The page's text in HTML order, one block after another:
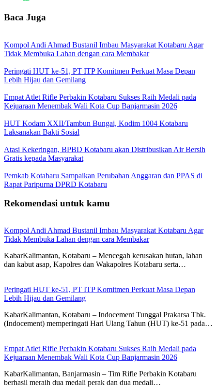
Baca Juga
Kompol Andi Ahmad Bustanil Imbau Masyarakat Kotabaru Agar
Tidak Membuka Lahan dengan cara Membakar
Peringati HUT ke-51, PT ITP Komitmen Perkuat Masa Depan
Lebih Hijau dan Gemilang
Empat Atlet Rifle Perbakin Kotabaru Sukses Raih Medali pada
Kejuaraan Menembak Wali Kota Cup Banjarmasin 2026
HUT Kodam XXII/Tambun Bungai, Kodim 1004 Kotabaru
Laksanakan Bakti Sosial
Atasi Kekeringan, BPBD Kotabaru akan Distribusikan Air Bersih
Gratis kepada Masyarakat
Pemkab Kotabaru Sampaikan Perubahan Anggaran dan PPAS di
Rapat Paripurna DPRD Kotabaru
Rekomendasi untuk kamu
Kompol Andi Ahmad Bustanil Imbau Masyarakat Kotabaru Agar
Tidak Membuka Lahan dengan cara Membakar
KabarKalimantan, Kotabaru – Mencegah kerusakan hutan, lahan
dan kabut asap, Kapolres dan Wakapolres Kotabaru serta…
Peringati HUT ke-51, PT ITP Komitmen Perkuat Masa Depan
Lebih Hijau dan Gemilang
KabarKalimantan, Kotabaru – Indocement Tunggal Prakarsa Tbk.
(Indocement) memperingati Hari Ulang Tahun (HUT) ke-51 pada…
Empat Atlet Rifle Perbakin Kotabaru Sukses Raih Medali pada
Kejuaraan Menembak Wali Kota Cup Banjarmasin 2026
KabarKalimantan, Banjarmasin – Tim Rifle Perbakin Kotabaru
berhasil meraih dua medali perak dan dua medali…